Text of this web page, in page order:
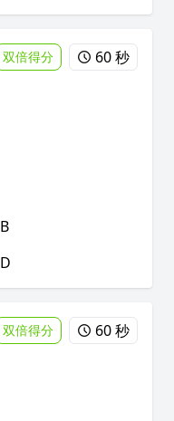
双倍得分 60 秒
B
D
双倍得分 60 秒